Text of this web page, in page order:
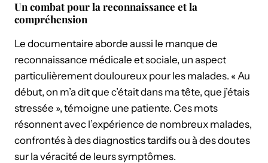
Un combat pour la reconnaissance et la
compréhension
Le documentaire aborde aussi le manque de
reconnaissance médicale et sociale, un aspect
particulièrement douloureux pour les malades. « Au
début, on m’a dit que c’était dans ma tête, que j’étais
stressée », témoigne une patiente. Ces mots
résonnent avec l’expérience de nombreux malades,
confrontés à des diagnostics tardifs ou à des doutes
sur la véracité de leurs symptômes.